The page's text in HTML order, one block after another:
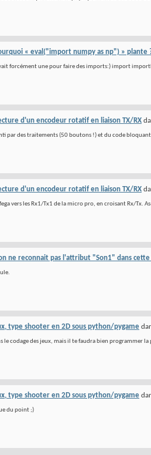
« eval("import numpy as np") » plante
forcément une pour faire des imports:) import
d'un encodeur rotatif en liaison TX/RX
par des traitements (50 boutons !) et du code bloquant
d'un encodeur rotatif en liaison TX/RX
vers les Rx1/Tx1 de la micro pro, en croisant Rx/Tx.
ne reconnait pas l'attribut "Son1" dans cette
type shooter en 2D sous python/pygame
le codage des jeux, mais il te faudra bien programmer
type shooter en 2D sous python/pygame
du point ;)